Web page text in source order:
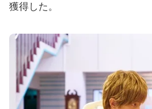
獲得した。